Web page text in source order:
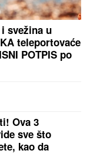
venci za